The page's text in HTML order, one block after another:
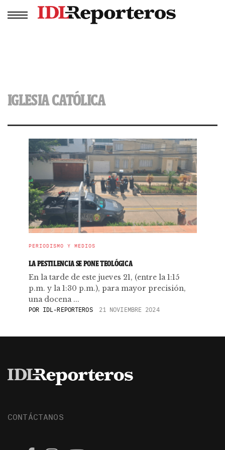
IGLESIA CATÓLICA
PERIODISMO Y MEDIOS
LA PESTILENCIA SE PONE TEOLÓGICA
En la tarde de este jueves 21, (entre la 1:15
p.m. y la 1:30 p.m.), para mayor precisión,
una docena ...
POR IDL-REPORTEROS 21 NOVIEMBRE 2024
CONTÁCTANOS